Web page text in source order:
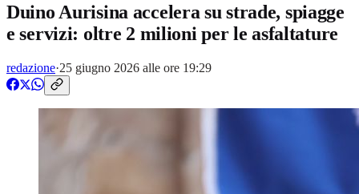
Duino Aurisina accelera su strade, spiagge
e servizi: oltre 2 milioni per le asfaltature
redazione·25 giugno 2026 alle ore 19:29